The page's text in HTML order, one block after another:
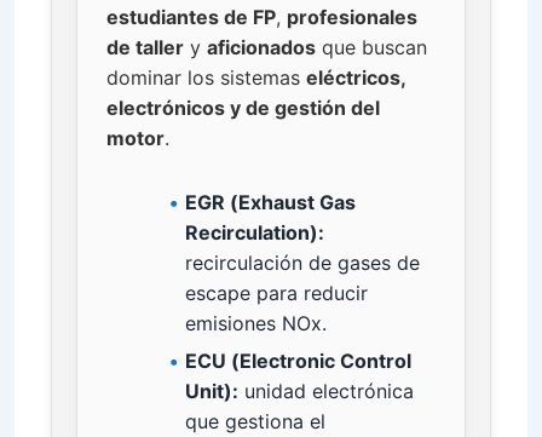
estudiantes de FP, profesionales
de taller y aficionados que buscan
dominar los sistemas eléctricos,
electrónicos y de gestión del
motor.
EGR (Exhaust Gas
Recirculation):
recirculación de gases de
escape para reducir
emisiones NOx.
ECU (Electronic Control
Unit): unidad electrónica
que gestiona el